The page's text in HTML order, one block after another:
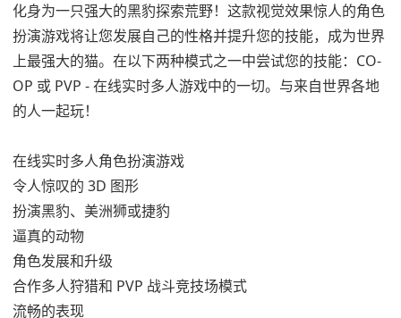
化身为一只强大的黑豹探索荒野！这款视觉效果惊人的角色
扮演游戏将让您发展自己的性格并提升您的技能，成为世界
上最强大的猫。在以下两种模式之一中尝试您的技能：CO-
OP 或 PVP - 在线实时多人游戏中的一切。与来自世界各地
的人一起玩！
在线实时多人角色扮演游戏
令人惊叹的 3D 图形
扮演黑豹、美洲狮或捷豹
逼真的动物
角色发展和升级
合作多人狩猎和 PVP 战斗竞技场模式
流畅的表现